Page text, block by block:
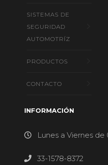
SISTEMAS DE
SEGURIDAD
AUTOMOTRÍZ
PRODUCTOS
CONTACTO
INFORMACIÓN
Lunes a Viernes de
33-1578-8372